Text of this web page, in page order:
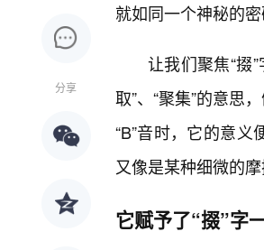
分享
就如同一个神秘的
让我们聚焦“掇
取”、“聚集”的意思
“B”音时，它的意
又像是某种细微的
它赋予了“掇”字